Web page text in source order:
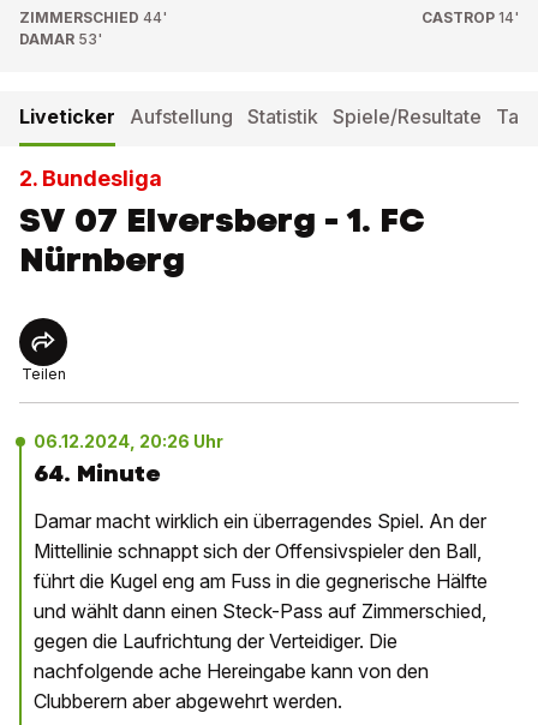
ZIMMERSCHIED 44'
DAMAR 53'
CASTROP 14'
Liveticker Aufstellung Statistik Spiele/Resultate
2. Bundesliga
SV 07 Elversberg - 1. FC
Nürnberg
Teilen
06.12.2024, 20:26 Uhr
64. Minute
Damar macht wirklich ein überragendes Spiel. An der
Mittellinie schnappt sich der Offensivspieler den Ball,
führt die Kugel eng am Fuss in die gegnerische Hälfte
und wählt dann einen Steck-Pass auf Zimmerschied,
gegen die Laufrichtung der Verteidiger. Die
nachfolgende ache Hereingabe kann von den
Clubberern aber abgewehrt werden.